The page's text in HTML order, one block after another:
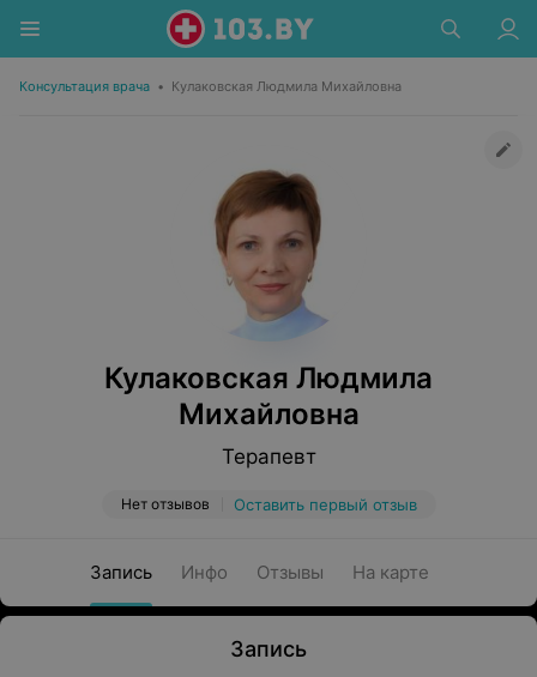
Консультация врача • Кулаковская Людмила Михайловна
Кулаковская Людмила
Михайловна
Терапевт
Нет отзывов Оставить первый отзыв
Запись Инфо Отзывы На карте
Запись